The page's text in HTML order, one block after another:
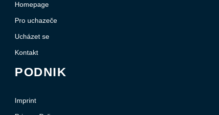
Homepage
Pro uchazeče
Ucházet se
Kontakt
PODNIK
Imprint